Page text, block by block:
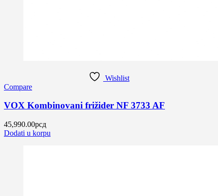
Wishlist
Compare
VOX Kombinovani frižider NF 3733 AF
45,990.00рсд
Dodati u korpu